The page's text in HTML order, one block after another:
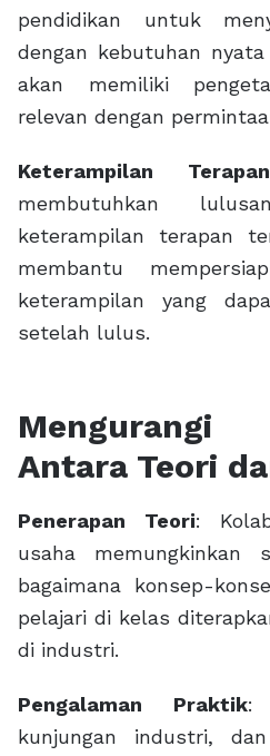
pendidikan untuk
dengan kebutuhan
akan memiliki
relevan dengan
Keterampilan Terapan
membutuhkan
keterampilan terapan
membantu
keterampilan yang
setelah lulus.
Mengurangi
Antara Teori
Penerapan Teori:
usaha memungkinkan
bagaimana konsep-
pelajari di kelas
di industri.
Pengalaman Praktik:
kunjungan industri,